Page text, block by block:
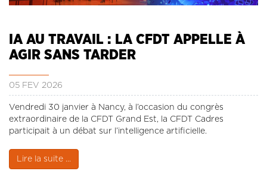
LE CREFAC
L’OBSERVATOIRE DES CADRES
IA AU TRAVAIL : LA CFDT APPELLE À
AGIR SANS TARDER
05 FÉV 2026
Vendredi 30 janvier à Nancy, à l’occasion du congrès
extraordinaire de la CFDT Grand Est, la CFDT Cadres
participait à un débat sur l’intelligence artificielle.
Lire la suite ...